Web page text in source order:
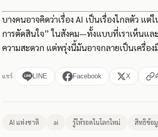
บางคนอาจคิดว่าเรื่อง AI เป็นเรื่องไกลตัว แ
การตัดสินใจ” ในสังคม—ทั้งแบบที่เราเห็นแล
ความสะดวก แต่พรุ่งนี้มันอาจกลายเป็นเครื่อ
แชร์ LINE Facebook X
AI แห่งชาติ ai รู้ให้รอดในโลกใหม่ สิทธิข้อ